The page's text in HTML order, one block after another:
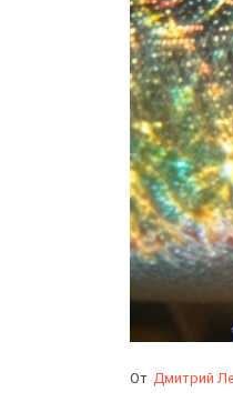
От Дмитрий